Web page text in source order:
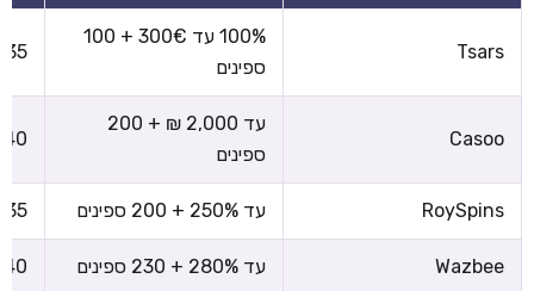
Tsars
100% עד 300€ + 100
ספינים
Casoo
עד 2,000 ₪ + 200
ספינים
RoySpins עד 250% + 200 ספינים
Wazbee עד 280% + 230 ספינים